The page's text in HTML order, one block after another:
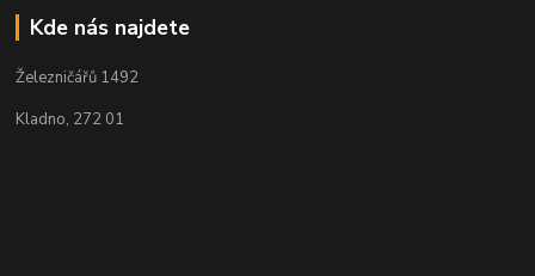
Kde nás najdete
Železničářů 1492
Kladno, 272 01